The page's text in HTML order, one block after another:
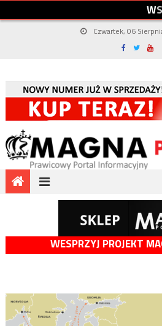
WS
Czwartek, 06
WESPRZYJ PROJEKT